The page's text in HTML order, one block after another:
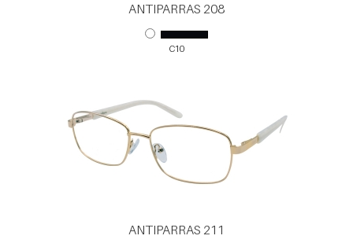
ANTIPARRAS 208
C10
ANTIPARRAS 211